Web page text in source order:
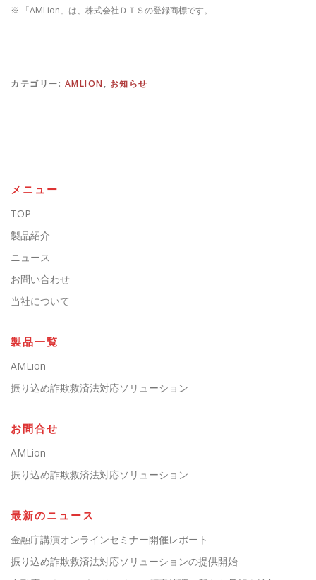
※ 「AMLion」は、株式会社ＤＴＳの登録商標です。
カテゴリー: AMLION , お知らせ
メニュー
TOP
製品紹介
ニュース
お問い合わせ
当社について
製品一覧
AMLion
振り込め詐欺救済法対応ソリューション
お問合せ
AMLion
振り込め詐欺救済法対応ソリューション
最新のニュース
金融庁講演オンラインセミナー開催レポート
振り込め詐欺救済法対応ソリューションの提供開始